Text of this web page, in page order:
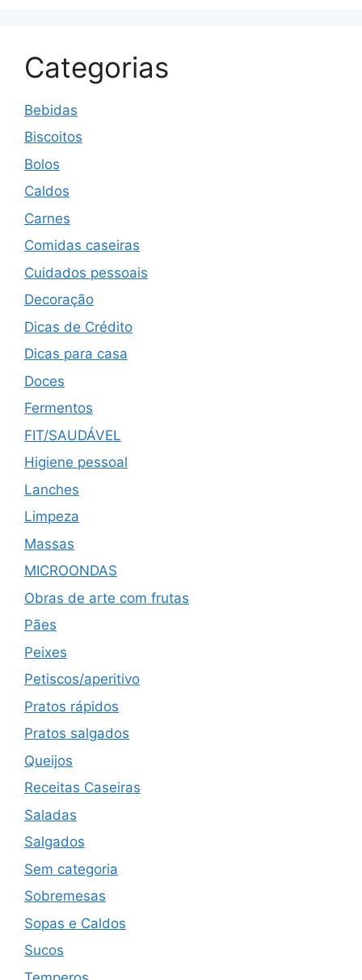
Categorias
Bebidas
Biscoitos
Bolos
Caldos
Carnes
Comidas caseiras
Cuidados pessoais
Decoração
Dicas de Crédito
Dicas para casa
Doces
Fermentos
FIT/SAUDÁVEL
Higiene pessoal
Lanches
Limpeza
Massas
MICROONDAS
Obras de arte com frutas
Pães
Peixes
Petiscos/aperitivo
Pratos rápidos
Pratos salgados
Queijos
Receitas Caseiras
Saladas
Salgados
Sem categoria
Sobremesas
Sopas e Caldos
Sucos